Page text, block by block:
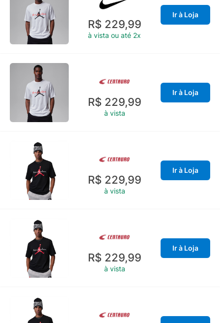
R$ 229,99
à vista ou até 2x
Ir à Loja
R$ 229,99
à vista
Ir à Loja
R$ 229,99
à vista
Ir à Loja
R$ 229,99
à vista
Ir à Loja